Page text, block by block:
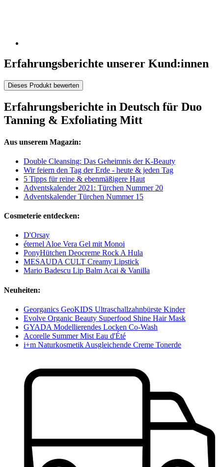
Erfahrungsberichte unserer Kund:innen
Dieses Produkt bewerten
Erfahrungsberichte in Deutsch für Duo
Tanning & Exfoliating Mitt
Aus unserem Magazin:
Double Cleansing: Das Geheimnis der K-Beauty
Wir feiern den Tag der Erde - heute & jeden Tag
5 Tipps für reine & ebenmäßigere Haut
Adventskalender 2021: Türchen Nummer 20
Adventskalender Türchen Nummer 15
Cosmeterie entdecken:
D'Orsay
éternel Aloe Vera Gel mit Monoi
PonyHütchen Deocreme Rock A Hula
MESAUDA CULT Creamy Lipstick
Mario Badescu Lip Balm Acai & Vanilla
Neuheiten:
Georganics GeoKIDS Ultraschallzahnbürste Kinder
Evolve Organic Beauty Superfood Shine Hair Mask
GYADA Modellierendes Locken Co-Wash
Acorelle Summer Mist Eau d'Été
i+m Naturkosmetik Ausgleichende Creme Tonerde